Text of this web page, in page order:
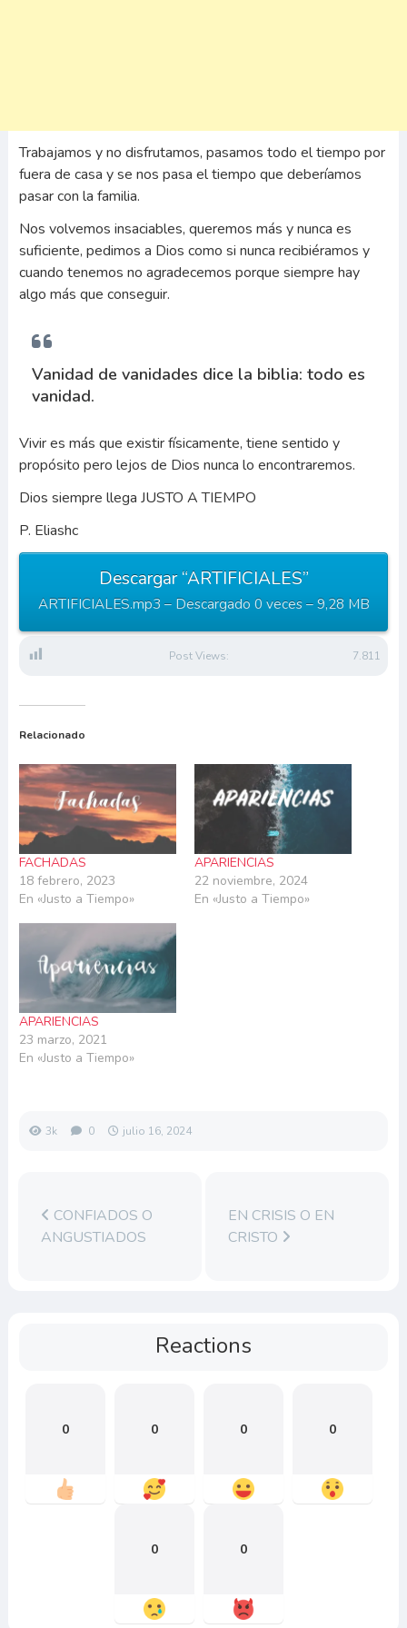
Trabajamos y no disfrutamos, pasamos todo el tiempo por
fuera de casa y se nos pasa el tiempo que deberíamos
pasar con la familia.
Nos volvemos insaciables, queremos más y nunca es
suficiente, pedimos a Dios como si nunca recibiéramos y
cuando tenemos no agradecemos porque siempre hay
algo más que conseguir.
Vanidad de vanidades dice la biblia: todo es
vanidad.
Vivir es más que existir físicamente, tiene sentido y
propósito pero lejos de Dios nunca lo encontraremos.
Dios siempre llega JUSTO A TIEMPO
P. Eliashc
Descargar “ARTIFICIALES”
ARTIFICIALES.mp3 – Descargado 0 veces – 9,28 MB
Post Views: 7.811
Relacionado
FACHADAS
18 febrero, 2023
En «Justo a Tiempo»
APARIENCIAS
22 noviembre, 2024
En «Justo a Tiempo»
APARIENCIAS
23 marzo, 2021
En «Justo a Tiempo»
3k 0 julio 16, 2024
CONFIADOS O
ANGUSTIADOS
EN CRISIS O EN
CRISTO
Reactions
0 0 0 0
0 0